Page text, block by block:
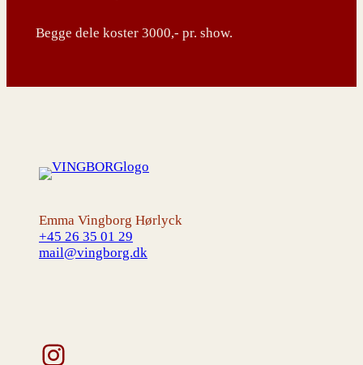
Begge dele koster 3000,- pr. show.
Emma Vingborg Hørlyck
+45 26 35 01 29
mail@vingborg.dk
Instagram